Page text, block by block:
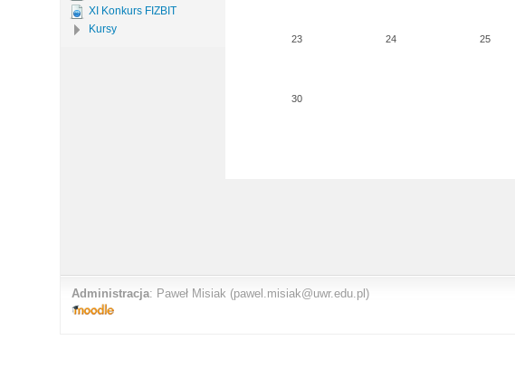
23 24 25
30
XI Konkurs FIZBIT
Kursy
Administracja: Paweł Misiak (pawel.misiak@uwr.edu.pl)